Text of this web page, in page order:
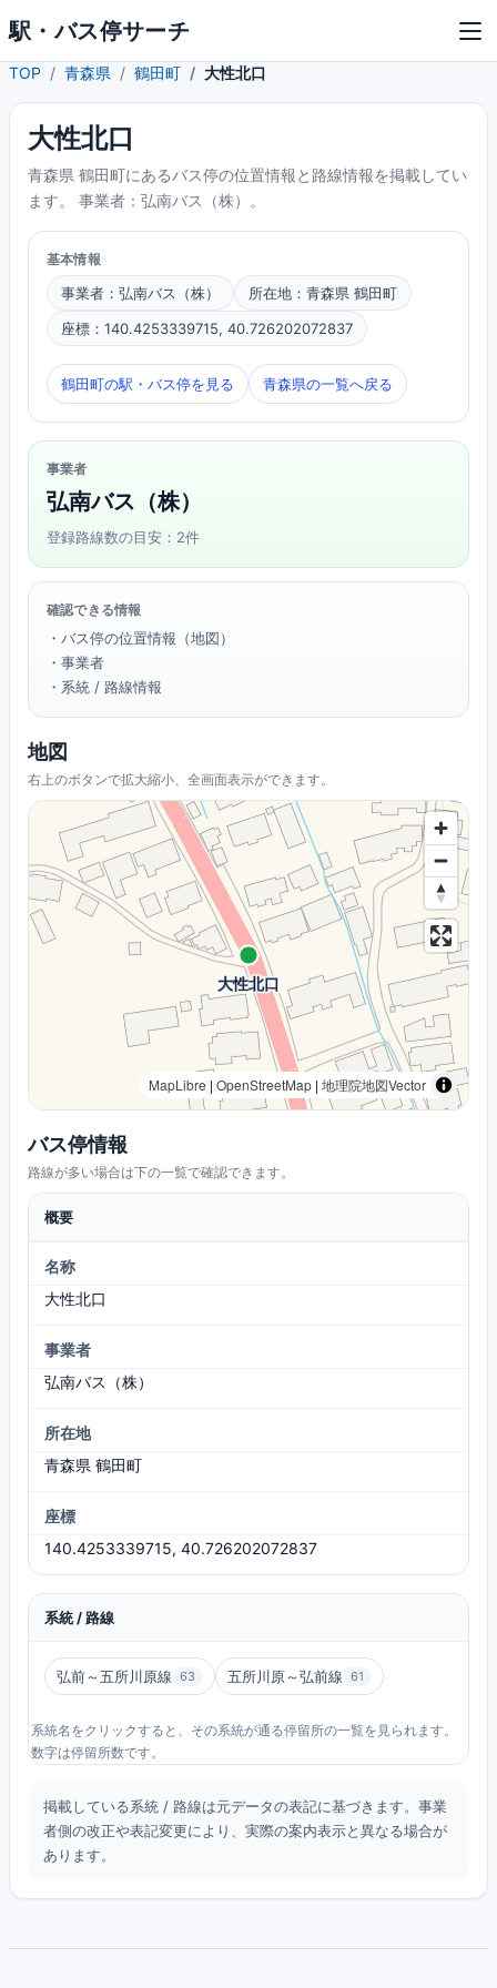
駅・バス停サーチ
TOP 青森県 鶴田町 大性北口
大性北口
青森県 鶴田町にあるバス停の位置情報と路線情報を掲載してい
ます。 事業者：弘南バス（株）。
基本情報
事業者：弘南バス（株）
所在地：青森県 鶴田町
座標：140.4253339715, 40.726202072837
鶴田町の駅・バス停を見る 青森県の一覧へ戻る
事業者
弘南バス（株）
登録路線数の目安：2件
確認できる情報
・バス停の位置情報（地図）
・事業者
・系統 / 路線情報
地図
右上のボタンで拡大縮小、全画面表示ができます。
MapLibre | OpenStreetMap | 地理院地図Vector
バス停情報
路線が多い場合は下の一覧で確認できます。
概要
名称
大性北口
事業者
弘南バス（株）
所在地
青森県 鶴田町
座標
140.4253339715, 40.726202072837
系統 / 路線
弘前～五所川原線 63 五所川原～弘前線 61
系統名をクリックすると、その系統が通る停留所の一覧を見られます。
数字は停留所数です。
掲載している系統 / 路線は元データの表記に基づきます。事業
者側の改正や表記変更により、実際の案内表示と異なる場合が
あります。